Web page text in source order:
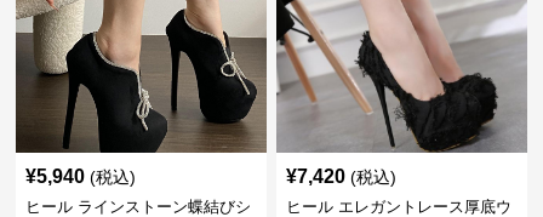
¥5,940 (税込)
ヒール ラインストーン蝶結びシ
¥7,420 (税込)
ヒール エレガントレース厚底ウ